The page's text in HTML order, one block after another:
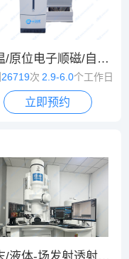
室温/原位电子顺磁/自旋共振波谱（EPR/ESR）
26719次 2.9-6.0个工作日
立即预约
粉末/液体-场发射透射电镜（TEM）